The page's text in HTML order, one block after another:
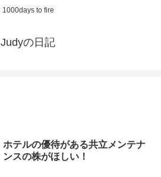
1000days to fire
Judyの日記
ホテルの優待がある共立メンテナ
ンスの株がほしい！